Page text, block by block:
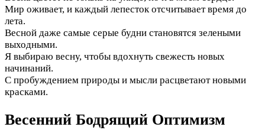
Мир оживает, и каждый лепесток отсчитывает время до
лета.
Весной даже самые серые будни становятся зелеными
выходными.
Я выбираю весну, чтобы вдохнуть свежесть новых
начинаний.
С пробуждением природы и мысли расцветают новыми
красками.
Весенний Бодрящий Оптимизм